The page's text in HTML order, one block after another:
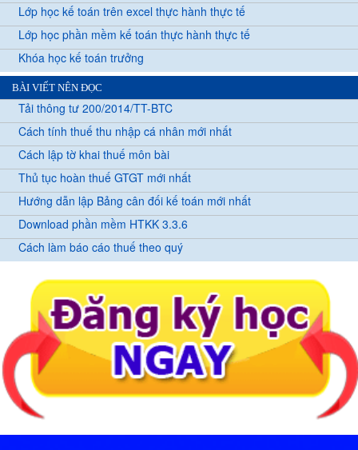
Lớp học kế toán trên excel thực hành thực tế
Lớp học phần mềm kế toán thực hành thực tế
Khóa học kế toán trưởng
BÀI VIẾT NÊN ĐỌC
Tải thông tư 200/2014/TT-BTC
Cách tính thuế thu nhập cá nhân mới nhất
Cách lập tờ khai thuế môn bài
Thủ tục hoàn thuế GTGT mới nhất
Hướng dẫn lập Bảng cân đối kế toán mới nhất
Download phần mềm HTKK 3.3.6
Cách làm báo cáo thuế theo quý